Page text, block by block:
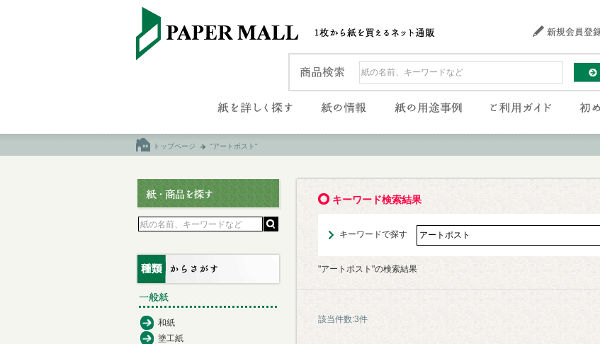
トップページ "アートポスト"
キーワード検索結果
キーワードで探す
"アートポスト"の検索結果
該当件数:3件
和紙
塗工紙